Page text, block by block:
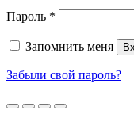
Пароль *
Запомнить меня
Забыли свой пароль?